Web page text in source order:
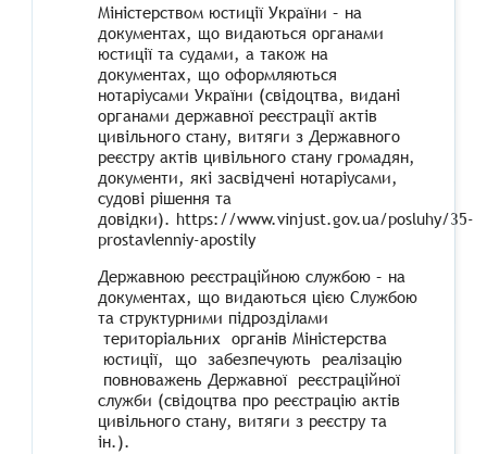
Міністерством юстиції України – на
документах, що видаються органами
юстиції та судами, а також на
документах, що оформляються
нотаріусами України (свідоцтва, видані
органами державної реєстрації актів
цивільного стану, витяги з Державного
реєстру актів цивільного стану громадян,
документи, які засвідчені нотаріусами,
судові рішення та
довідки). https://www.vinjust.gov.ua/posluhy/35-
prostavlenniy-apostily
Державною реєстраційною службою – на
документах, що видаються цією Службою
та структурними підрозділами
територіальних органів Міністерства
юстиції, що забезпечують реалізацію
повноважень Державної реєстраційної
служби (свідоцтва про реєстрацію актів
цивільного стану, витяги з реєстру та
ін.).